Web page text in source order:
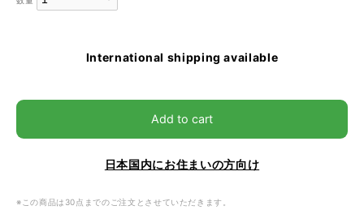
International shipping available
Add to cart
日本国内にお住まいの方向け
※この商品は30点までのご注文とさせていただきます。